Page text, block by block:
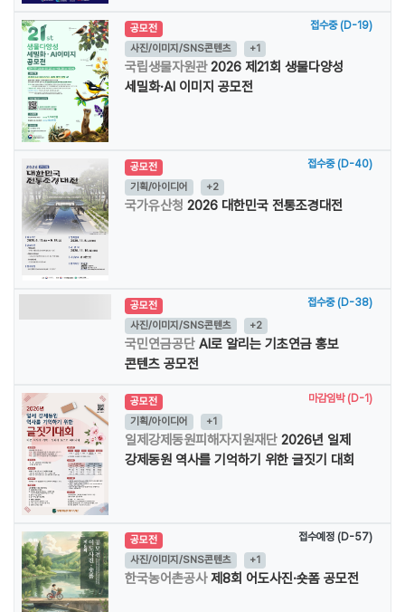
공모전
접수중 (D-19)
사진/이미지/SNS콘텐츠
+1
국립생물자원관2026 제21회 생물다양성
세밀화·AI 이미지 공모전
공모전
접수중 (D-40)
기획/아이디어
+2
국가유산청 2026 대한민국 전통조경대전
공모전
접수중 (D-38)
사진/이미지/SNS콘텐츠
+2
국민연금공단 AI로 알리는 기초연금 홍보
콘텐츠 공모전
공모전
마감임박 (D-1)
기획/아이디어
+1
일제강제동원피해자지원재단 2026년 일제
강제동원 역사를 기억하기 위한 글짓기 대회
공모전
접수예정 (D-57)
사진/이미지/SNS콘텐츠
+1
한국농어촌공사제8회 어도사진·숏폼 공모전